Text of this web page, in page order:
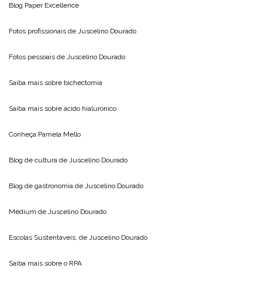
Blog Paper Excellence
Fotos profissionais de Juscelino Dourado
Fotos pessoais de Juscelino Dourado
Saiba mais sobre bichectomia
Saiba mais sobre acido hialuronico
Conheça Pamela Mello
Blog de cultura de Juscelino Dourado
Blog de gastronomia de Juscelino Dourado
Medium de Juscelino Dourado
Escolas Sustentáveis, de Juscelino Dourado
Saiba mais sobre o RPA